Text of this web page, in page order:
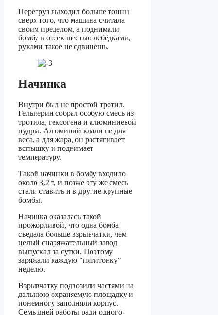
Перегруз выходил больше тонны
сверх того, что машина считала
своим пределом, а поднимали
бомбу в отсек шестью лебёдками,
руками такое не сдвинешь.
Начинка
Внутри был не простой тротил.
Гельперин собрал особую смесь из
тротила, гексогена и алюминиевой
пудры. Алюминий клали не для
веса, а для жара, он растягивает
вспышку и поднимает
температуру.
Такой начинки в бомбу входило
около 3,2 т, и позже эту же смесь
стали ставить и в другие крупные
бомбы.
Начинка оказалась такой
прожорливой, что одна бомба
съедала больше взрывчатки, чем
целый снаряжательный завод
выпускал за сутки. Поэтому
заряжали каждую "пятитонку"
неделю.
Взрывчатку подвозили частями на
дальнюю охраняемую площадку и
понемногу заполняли корпус.
Семь дней работы ради одного-